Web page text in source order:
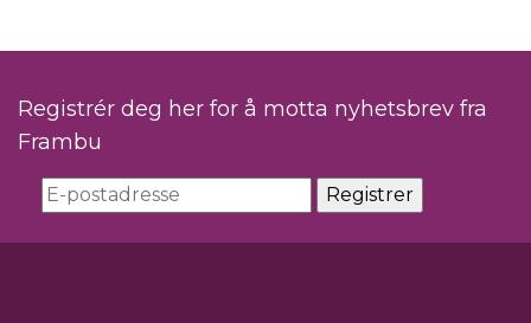
Registrér deg her for å motta nyhetsbrev fra
Frambu